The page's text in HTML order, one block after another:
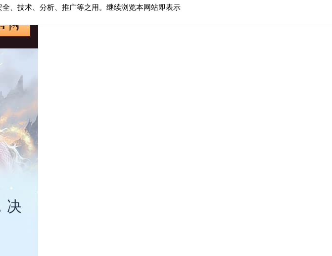
决
全、技术、分析、推广等之用。继续浏览本网站即表示